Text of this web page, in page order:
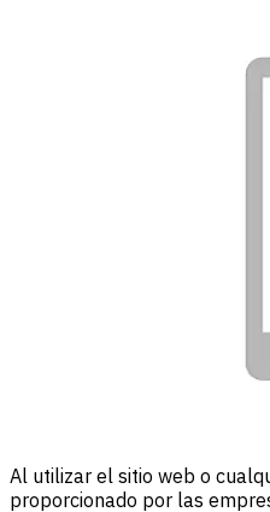
Al utilizar el sitio web o
proporcionado por las